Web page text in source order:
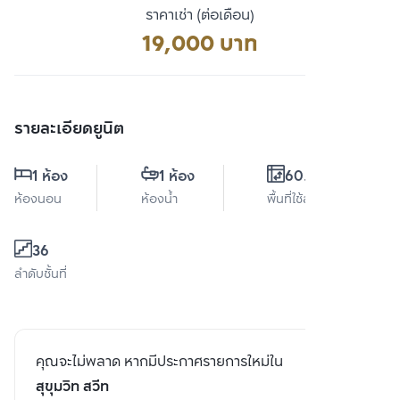
ราคาเช่า (ต่อเดือน)
19,000 บาท
รายละเอียดยูนิต
1 ห้อง
ห้องนอน
1 ห้อง
ห้องน้ำ
60.8 ตร.ม.
พื้นที่ใช้สอย
36
ลำดับชั้นที่
คุณจะไม่พลาด หากมีประกาศรายการใหม่ใน
สุขุมวิท สวีท